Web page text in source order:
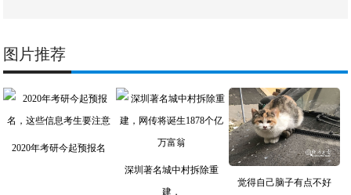
图片推荐
2020年考研今起预报名
深圳著名城中村拆除重
建，
觉得自己脑子有点不好